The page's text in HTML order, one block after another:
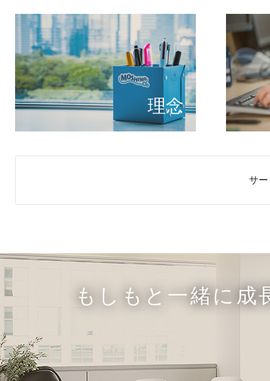
理念
個のチ
もしもが描く未
サ
もしもと一緒に成